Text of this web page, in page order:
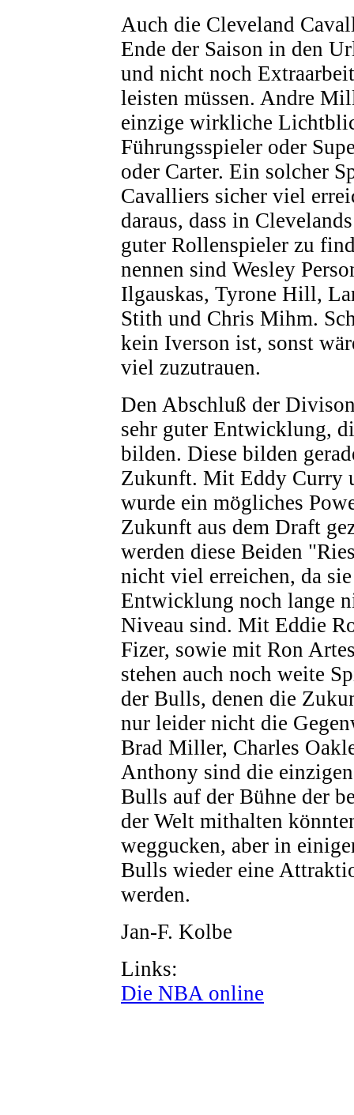
Auch die Cleveland
Ende der Saison in den
und nicht noch
leisten müssen. Andre
einzige wirkliche
Führungsspieler oder
oder Carter. Ein solcher
Cavalliers sicher viel
daraus, dass in
guter Rollenspieler zu
nennen sind Wesley
Ilgauskas, Tyrone Hill,
Stith und Chris Mihm.
kein Iverson ist, sonst
viel zuzutrauen.
Den Abschluß der
sehr guter Entwicklung,
bilden. Diese bilden
Zukunft. Mit Eddy Curry
wurde ein mögliches
Zukunft aus dem Draft
werden diese Beiden
nicht viel erreichen, da
Entwicklung noch lange
Niveau sind. Mit Eddie
Fizer, sowie mit Ron
stehen auch noch weite
der Bulls, denen die
nur leider nicht die
Brad Miller, Charles
Anthony sind die
Bulls auf der Bühne der
der Welt mithalten
weggucken, aber in
Bulls wieder eine
werden.
Jan-F. Kolbe
Links:
Die NBA online